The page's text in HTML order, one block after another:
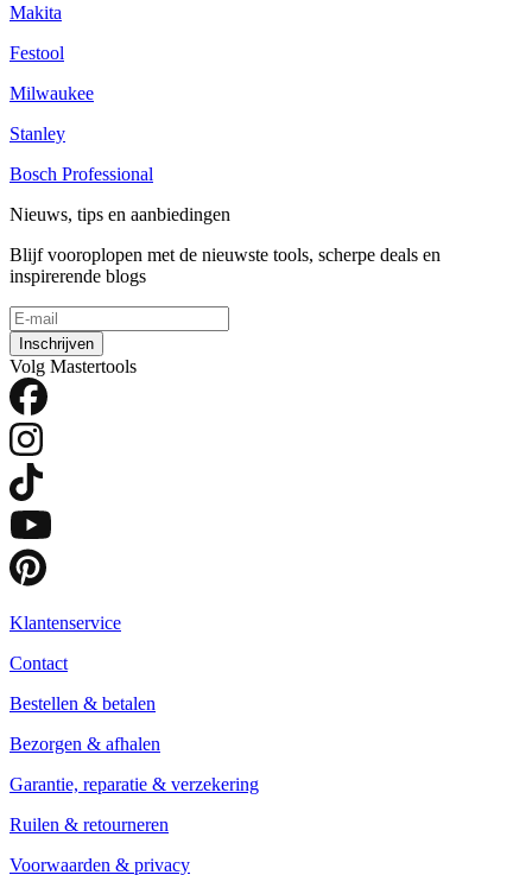
Makita
Festool
Milwaukee
Stanley
Bosch Professional
Nieuws, tips en aanbiedingen
Blijf vooroplopen met de nieuwste tools, scherpe deals en
inspirerende blogs
Inschrijven
Volg Mastertools
Klantenservice
Contact
Bestellen & betalen
Bezorgen & afhalen
Garantie, reparatie & verzekering
Ruilen & retourneren
Voorwaarden & privacy